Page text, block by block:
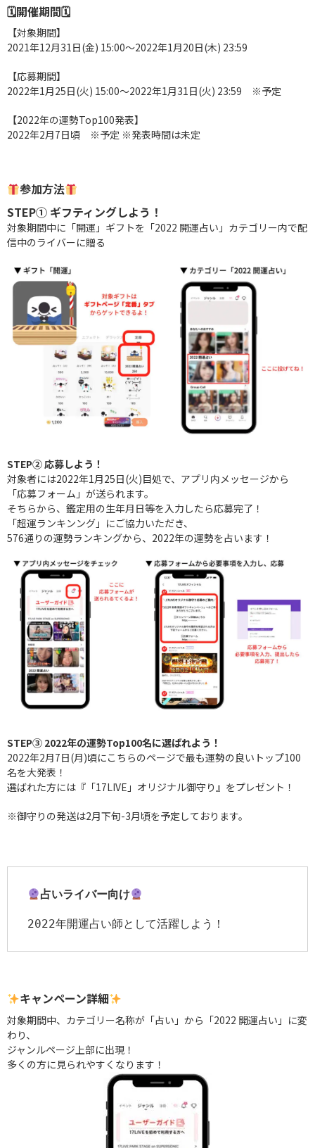
🗓開催期間🗓
【対象期間】
2021年12月31日(金) 15:00〜2022年1月20日(木) 23:59
【応募期間】
2022年1月25日(火) 15:00〜2022年1月31日(火) 23:59 ※予定
【2022年の運勢Top100発表】
2022年2月7日頃 ※予定 ※発表時間は未定
参加方法
STEP① ギフティングしよう！
対象期間中に「開運」ギフトを「2022 開運占い」カテゴリー内で配
信中のライバーに贈る
STEP② 応募しよう！
対象者には2022年1月25日(火)目処で、アプリ内メッセージから
「応募フォーム」が送られます。
そちらから、鑑定用の生年月日等を入力したら応募完了！
「超運ランキンング」にご協力いただき、
576通りの運勢ランキングから、2022年の運勢を占います！
STEP③ 2022年の運勢Top100名に選ばれよう！
2022年2月7日(月)頃にこちらのページで最も運勢の良いトップ100
名を大発表！
選ばれた方には『「17LIVE」オリジナル御守り』をプレゼント！
※御守りの発送は2月下旬-3月頃を予定しております。
占いライバー向け
2022年開運占い師として活躍しよう！
キャンペーン詳細
対象期間中、カテゴリー名称が「占い」から「2022 開運占い」に変
わり、
ジャンルページ上部に出現！
多くの方に見られやすくなります！